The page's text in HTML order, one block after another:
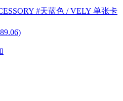
#天蓝色 / VELY 单张卡